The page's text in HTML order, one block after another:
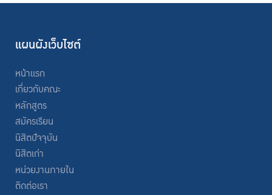
แผนผังเว็บไซต์
หน้าแรก
เกี่ยวกับคณะ
หลักสูตร
สมัครเรียน
นิสิตปัจจุบัน
นิสิตเก่า
หน่วยงานภายใน
ติดต่อเรา